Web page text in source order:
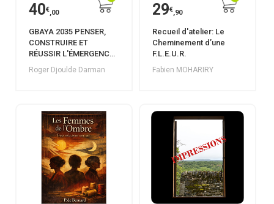
40€,00
GBAYA 2035 PENSER,
CONSTRUIRE ET
RÉUSSIR L'ÉMERGENCE
COLLECTIVE
Roger Djoulde Darman
29€,90
Recueil d'atelier: Le
Cheminement d’une
F.L.E.U.R.
Fabien MOHARIRY